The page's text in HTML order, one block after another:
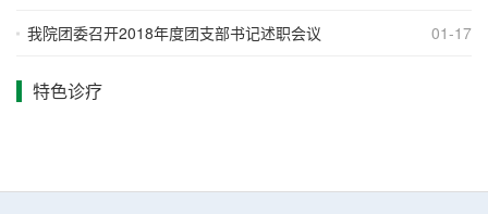
我院团委召开2018年度团支部书记述职会议 01-17
特色诊疗